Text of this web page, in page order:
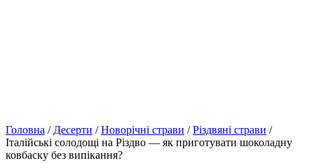
Головна /Десерти /Новорічні страви /Різдвяні страви /
Італійські солодощі на Різдво — як приготувати шоколадну
ковбаску без випікання?